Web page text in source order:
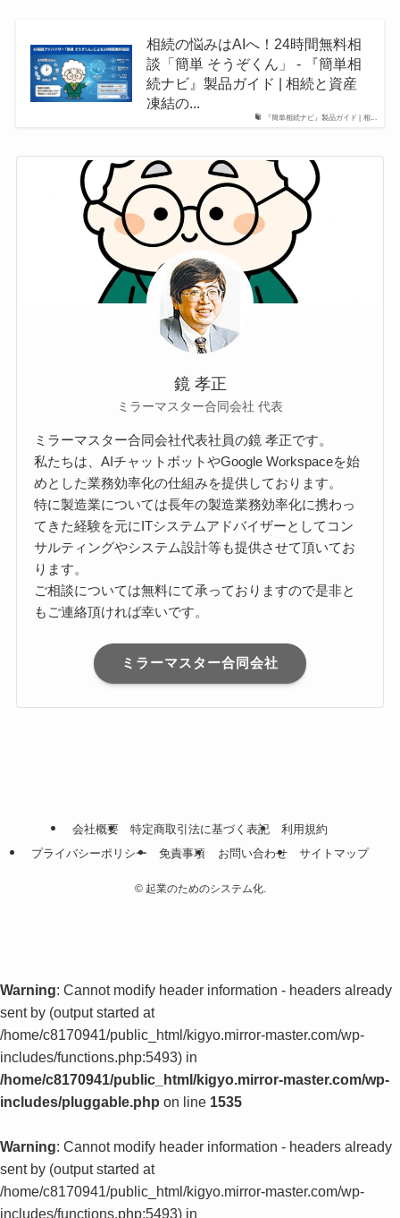
『簡単相続ナビ』製品ガイド | 相...
相続の悩みはAIへ！24時間無料相
談「簡単 そうぞくん」 - 『簡単相
続ナビ』製品ガイド | 相続と資産
凍結の...
鏡 孝正
ミラーマスター合同会社 代表
ミラーマスター合同会社代表社員の鏡 孝正です。
私たちは、AIチャットボットやGoogle Workspaceを始
めとした業務効率化の仕組みを提供しております。
特に製造業については長年の製造業務効率化に携わっ
てきた経験を元にITシステムアドバイザーとしてコン
サルティングやシステム設計等も提供させて頂いてお
ります。
ご相談については無料にて承っておりますので是非と
もご連絡頂ければ幸いです。
ミラーマスター合同会社
会社概要 特定商取引法に基づく表記
利用規約
プライバシーポリシー
免責事項 お問い合わせ サイトマップ
©起業のためのシステム化.
Warning: Cannot modify header information - headers already
sent by (output started at
/home/c8170941/public_html/kigyo.mirror-master.com/wp-
includes/functions.php:5493) in
/home/c8170941/public_html/kigyo.mirror-master.com/wp-
includes/pluggable.php on line 1535
Warning: Cannot modify header information - headers already
sent by (output started at
/home/c8170941/public_html/kigyo.mirror-master.com/wp-
includes/functions.php:5493) in